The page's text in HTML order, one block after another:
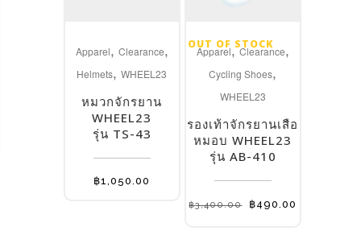
product
has
multiple
variants.
options
Apparel, Clearance,
Helmets, WHEEL23
หมวกจักรยาน
WHEEL23
รุ่น TS-43
฿1,050.00
OUT OF STOCK
Apparel,Clearance,
Cycling Shoes,
WHEEL23
รองเท้าจักรยานเสือ
หมอบ WHEEL23
รุ่น AB-410
฿3,400.00
Original
฿490.00